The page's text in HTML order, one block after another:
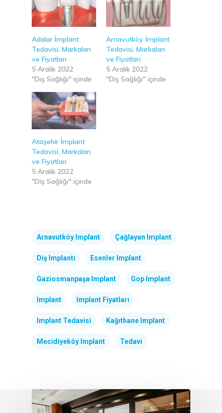
Adalar İmplant
Tedavisi, Markaları
ve Fiyatları
5 Aralık 2022
"Diş Sağlığı" içinde
Arnavutköy İmplant
Tedavisi, Markaları
ve Fiyatları
5 Aralık 2022
"Diş Sağlığı" içinde
Ataşehir İmplant
Tedavisi, Markaları
ve Fiyatları
5 Aralık 2022
"Diş Sağlığı" içinde
Arnavutköy Implant Çağlayan Implant
Diş Implantı Esenler Implant
Gaziosmanpaşa Implant Gop Implant
Implant Implant Fiyatları
Implant Tedavisi Kağıthane Implant
Mecidiyeköy Implant Tedavi